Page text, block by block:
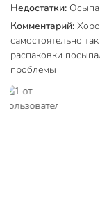
Недостатки:
Комментарий:
самостоятельно
распаковки
проблемы